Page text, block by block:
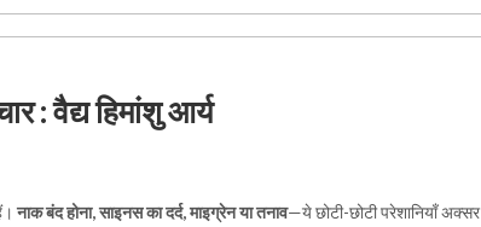
: वैद्य हिमांशु आर्य
नाक बंद होना, साइनस का दर्द, माइग्रेन या तनाव—ये छोटी-छोटी परेशानियाँ अक्सर